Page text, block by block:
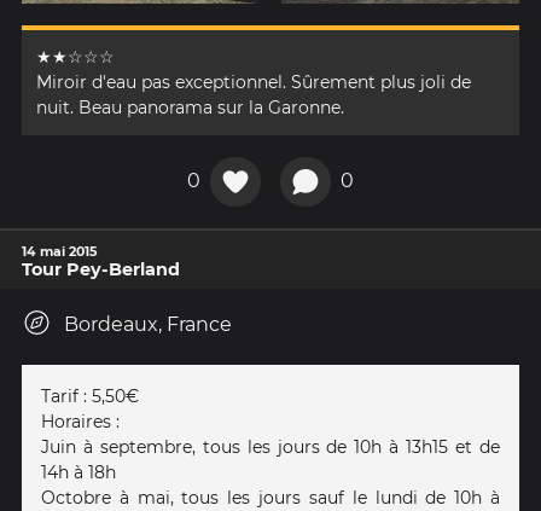
★★☆☆☆
Miroir d'eau pas exceptionnel. Sûrement plus joli de
nuit. Beau panorama sur la Garonne.
0 0
14 mai 2015
Tour Pey-Berland
Bordeaux, France
Tarif : 5,50€
Horaires :
Juin à septembre, tous les jours de 10h à 13h15 et de
14h à 18h
Octobre à mai, tous les jours sauf le lundi de 10h à